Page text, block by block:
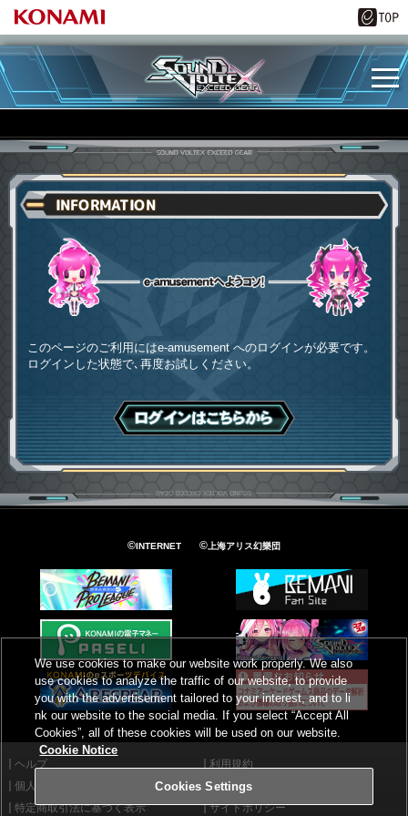
INFORMATION
このページのご利用にはe-amusement へのログインが必要です。
ログインした状態で､再度お試しください。
ログインはこちら
©INTERNET ©上海アリス幻樂団
ヘルプ
利用規約
個人情報等保護方針
外部送信について
特定商取引法に基づく表示
サイトポリシー
We use cookies to make our website work properly. We also
use cookies to analyze the traffic of our website, to provide
you with the advertisement tailored to your interest, and to li
nk our website to the social media. If you select “Accept All
Cookies”, all of these cookies will be used on our website.
Cookie Notice
Cookies Settings